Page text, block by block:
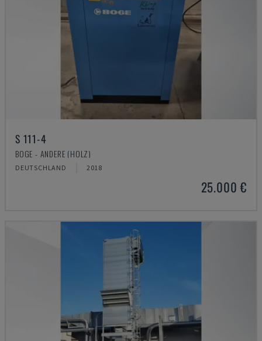
S 111-4
BOGE - ANDERE (HOLZ)
DEUTSCHLAND 2018
25.000 €